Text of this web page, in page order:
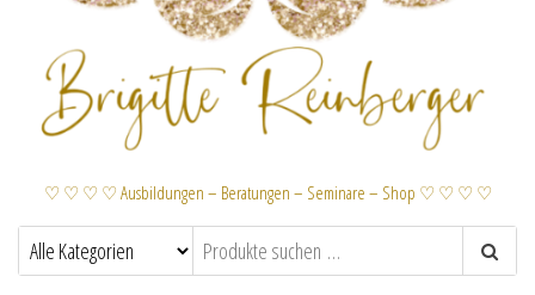
♡ ♡ ♡ ♡ Ausbildungen – Beratungen – Seminare – Shop ♡ ♡ ♡ ♡